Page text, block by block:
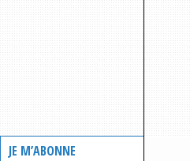
JE M’ABONNE